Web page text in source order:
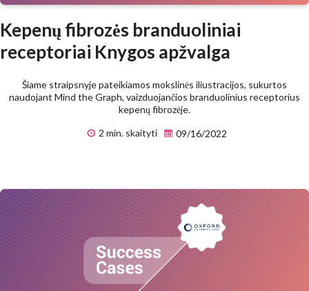
Kepenų fibrozės branduoliniai
receptoriai Knygos apžvalga
Šiame straipsnyje pateikiamos mokslinės iliustracijos, sukurtos
naudojant Mind the Graph, vaizduojančios branduolinius receptorius
kepenų fibrozėje.
2 min. skaityti
09/16/2022